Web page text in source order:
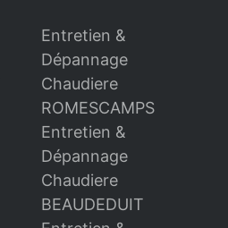
Entretien &
Dépannage
Chaudiere
ROMESCAMPS
Entretien &
Dépannage
Chaudiere
BEAUDEDUIT